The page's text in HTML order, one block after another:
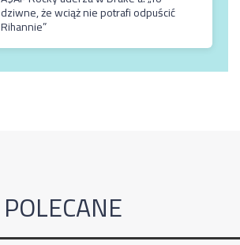
dziwne, że wciąż nie potrafi odpuścić
Rihannie”
POLECANE